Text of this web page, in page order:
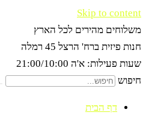
Skip to content
משלוחים מהירים לכל הארץ
חנות פיזית ברח' הרצל 45 רמלה
שעות פעילות: א'ה 21:00/10:00
חיפוש
דף הבית